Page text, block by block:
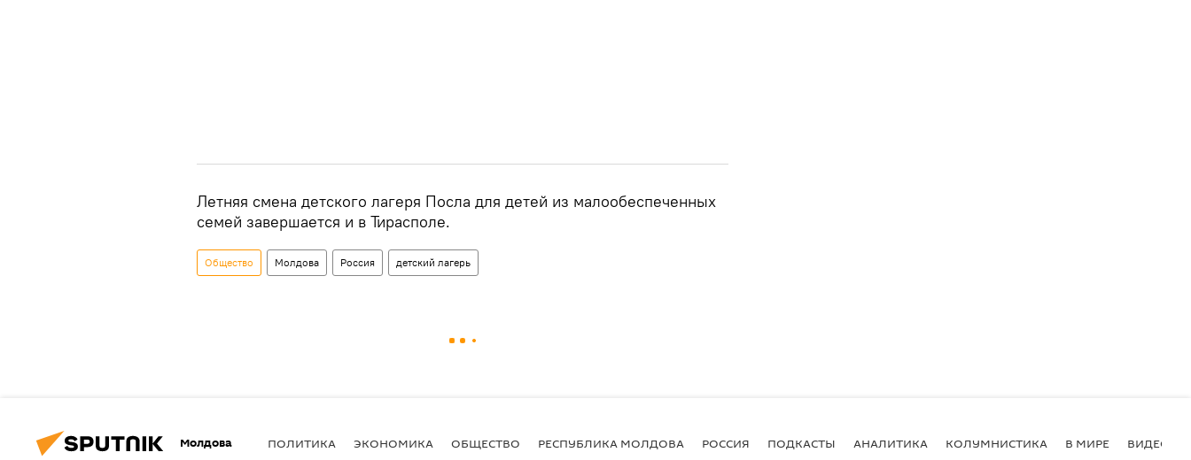
Летняя смена детского лагеря Посла для детей из малообеспеченных
семей завершается и в Тирасполе.
Общество Молдова Россия детский лагерь
Молдова ПОЛИТИКА ЭКОНОМИКА ОБЩЕСТВО РЕСПУБЛИКА МОЛДОВА РОССИЯ ПОДКАСТЫ АНАЛИТИКА КОЛУМНИСТИКА В МИРЕ ВИДЕО